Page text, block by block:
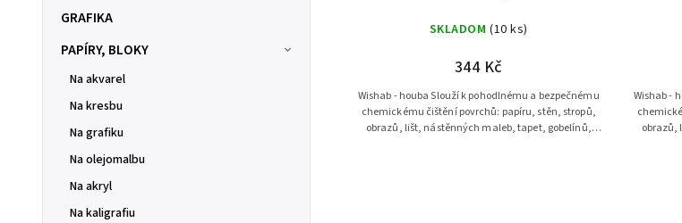
GRAFIKA
PAPÍRY, BLOKY
Na akvarel
Na kresbu
Na grafiku
Na olejomalbu
Na akryl
Na kaligrafiu
SKLADOM (10 ks)
344 Kč
Wishab - houba Slouží k pohodlnému a bezpečnému
chemickému čištění povrchů: papíru, stěn, stropů,
obrazů, lišt, nástěnných maleb, tapet, gobelínů,
Wishab - houba Slouží k
obrazů,